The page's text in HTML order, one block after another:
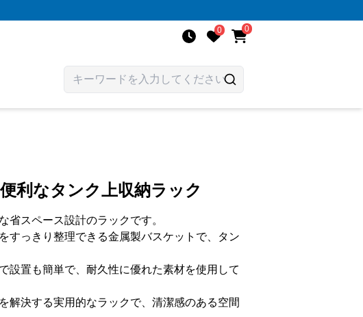
0 0
利なタンク上収納ラック
省スペース設計のラックです。
すっきり整理できる金属製バスケットで、タン
設置も簡単で、耐久性に優れた素材を使用して
解決する実用的なラックで、清潔感のある空間